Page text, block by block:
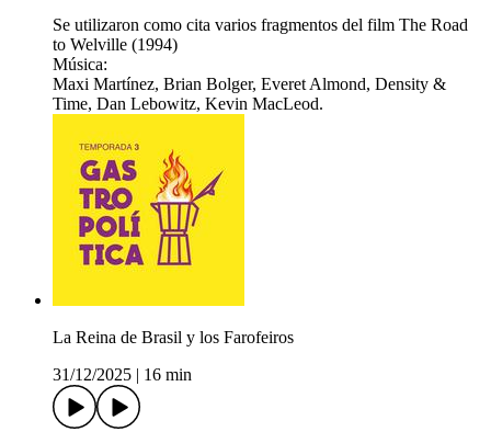
Se utilizaron como cita varios fragmentos del film The Road
to Welville (1994)
Música:
Maxi Martínez, Brian Bolger, Everet Almond, Density &
Time, Dan Lebowitz, Kevin MacLeod.
La Reina de Brasil y los Farofeiros
31/12/2025
16 min